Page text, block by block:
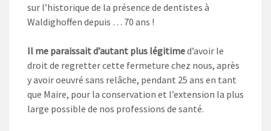
sur l’historique de la présence de dentistes à
Waldighoffen depuis … 70 ans !
Il me paraissait d’autant plus légitimed’avoir le
droit de regretter cette fermeture chez nous, après
y avoir oeuvré sans relâche, pendant 25 ans en tant
que Maire, pour la conservation et l’extension la plus
large possible de nos professions de santé.